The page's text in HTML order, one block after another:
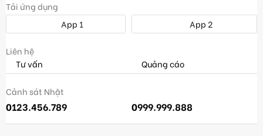
Tải ứng dụng
App 1
App 2
Liên hệ
Tư vấn
Quảng cáo
Cảnh sát Nhật
0123.456.789 0999.999.888